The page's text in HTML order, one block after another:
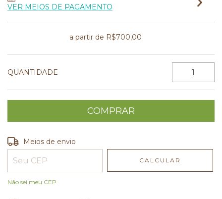
VER MEIOS DE PAGAMENTO
a partir de R$700,00
QUANTIDADE
Entregas para o CEP:
Meios de envio
CALCULAR
Não sei meu CEP